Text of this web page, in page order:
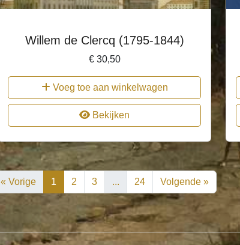
Willem de Clercq (1795-1844)
€30,50
Voeg toe aan winkelwagen
Bekijken
« Vorige 1 2 3 ... 24 Volgende »